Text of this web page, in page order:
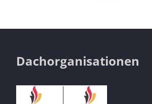
Dachorganisationen